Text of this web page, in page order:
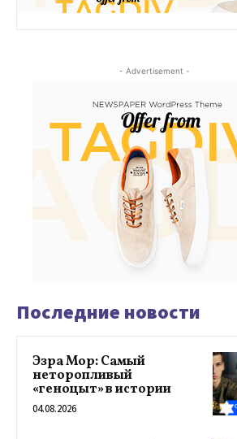
- Advertisement -
Последние новости
Эзра Мор: Самый
неторопливый
«геноцыт» в истории
04.08.2026